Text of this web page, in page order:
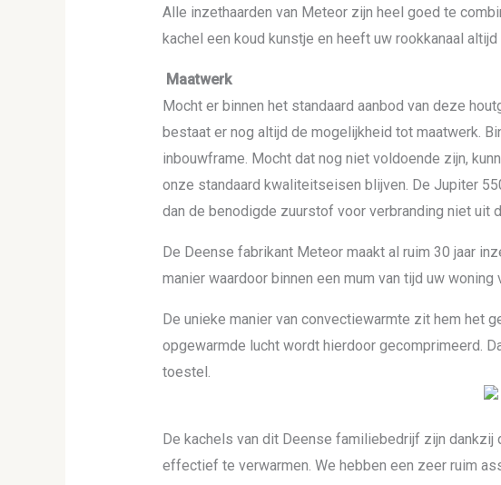
Alle inzethaarden van Meteor zijn heel goed te
kachel een koud kunstje en heeft uw rookkanaal
Maatwerk
Mocht er binnen het standaard aanbod van deze
bestaat er nog altijd de mogelijkheid tot maatwerk.
inbouwframe. Mocht dat nog niet voldoende zijn,
onze standaard kwaliteitseisen blijven. De Jupiter
dan de benodigde zuurstof voor verbranding niet uit
De Deense fabrikant Meteor maakt al ruim 30 jaar
manier waardoor binnen een mum van tijd uw
De unieke manier van convectiewarmte zit hem het
opgewarmde lucht wordt hierdoor gecomprimeerd.
toestel.
De kachels van dit Deense familiebedrijf zijn
effectief te verwarmen. We hebben een zeer ruim